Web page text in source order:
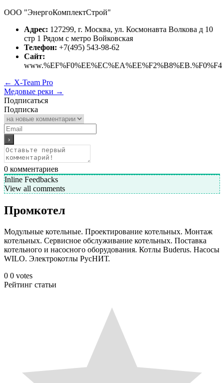
ООО "ЭнергоКомплектСтрой"
Адрес: 127299, г. Москва, ул. Космонавта Волкова д 10
стр 1 Рядом с метро Войковская
Телефон: +7(495) 543-98-62
Сайт:
www.%EF%F0%EE%EC%EA%EE%F2%B8%EB.%F0%F4
← X-Team Pro
Медовые реки →
Подписаться
Подписка
0 комментариев
Inline Feedbacks
View all comments
Промкотел
Модульные котельные. Проектирование котельных. Монтаж
котельных. Сервисное обслуживание котельных. Поставка
котельного и насосного оборудования. Котлы Buderus. Насосы
WILO. Электрокотлы РусНИТ.
0 0 votes
Рейтинг статьи